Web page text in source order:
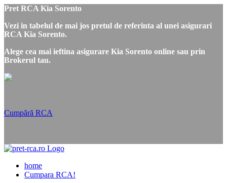
Pret RCA Kia Sorento
Vezi in tabelul de mai jos pretul de referinta al unei asigurari
RCA Kia Sorento.
Alege cea mai ieftina asigurare Kia Sorento online sau prin
Brokerul tau.
Cumpără RCA
home
Cumpara RCA!